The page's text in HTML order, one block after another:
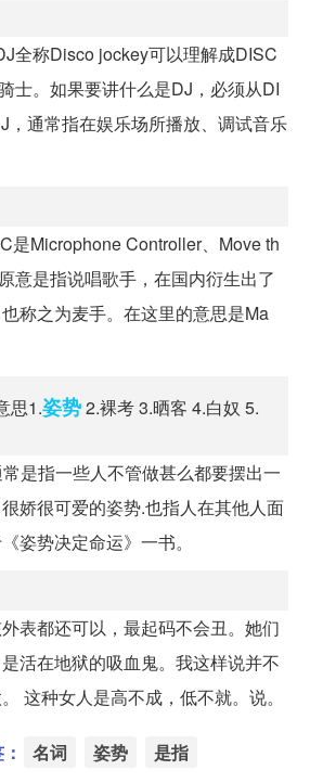
全称Disco jockey可以理解成DISC
士。如果要讲什么是DJ，必须从DI
，通常指在娱乐场所播放、调试音乐
是Microphone Controller、Move th
意是指说唱歌手，在国内衍生出了
称之为麦手。在这里的意思是Ma
思1.姿势2.裸考 3.晒客 4.白奴 5.
是指一些人不管做甚么都要摆出一
娇很可爱的姿势.也指人在其他人面
姿势决定命运》一书。
表都还可以，最起码不会丑。她们
活在地狱的吸血鬼。我这样说并不
这种女人是高不成，低不就。说。
名词 姿势 是指